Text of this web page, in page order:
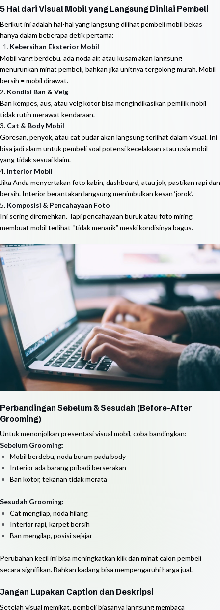
5 Hal dari Visual Mobil yang Langsung Dinilai Pembeli
Berikut ini adalah hal-hal yang langsung dilihat pembeli mobil bekas
hanya dalam beberapa detik pertama:
Kebersihan Eksterior Mobil
Mobil yang berdebu, ada noda air, atau kusam akan langsung
menurunkan minat pembeli, bahkan jika unitnya tergolong murah. Mobil
bersih = mobil dirawat.
2. Kondisi Ban & Velg
Ban kempes, aus, atau velg kotor bisa mengindikasikan pemilik mobil
tidak rutin merawat kendaraan.
3. Cat & Body Mobil
Goresan, penyok, atau cat pudar akan langsung terlihat dalam visual. Ini
bisa jadi alarm untuk pembeli soal potensi kecelakaan atau usia mobil
yang tidak sesuai klaim.
4. Interior Mobil
Jika Anda menyertakan foto kabin, dashboard, atau jok, pastikan rapi dan
bersih. Interior berantakan langsung menimbulkan kesan ‘jorok’.
5. Komposisi & Pencahayaan Foto
Ini sering diremehkan. Tapi pencahayaan buruk atau foto miring
membuat mobil terlihat “tidak menarik” meski kondisinya bagus.
Perbandingan Sebelum & Sesudah (Before-After
Grooming)
Untuk menonjolkan presentasi visual mobil, coba bandingkan:
Sebelum Grooming:
Mobil berdebu, noda buram pada body
Interior ada barang pribadi berserakan
Ban kotor, tekanan tidak merata
Sesudah Grooming:
Cat mengilap, noda hilang
Interior rapi, karpet bersih
Ban mengilap, posisi sejajar
Perubahan kecil ini bisa meningkatkan klik dan minat calon pembeli
secara signifikan. Bahkan kadang bisa mempengaruhi harga jual.
Jangan Lupakan Caption dan Deskripsi
Setelah visual memikat, pembeli biasanya langsung membaca